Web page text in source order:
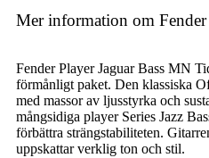
Mer information om
Fender Player Jaguar Bass MN
förmånligt paket. Den klassiska
med massor av ljusstyrka och
mångsidiga player Series Jazz
förbättra strängstabiliteten.
uppskattar verklig ton och stil.